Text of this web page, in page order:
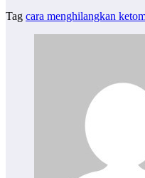
Tag cara menghilangkan